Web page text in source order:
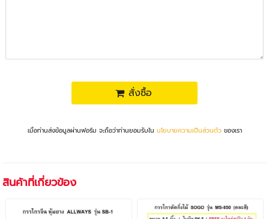
สั่งซื้อ
เมื่อท่านส่งข้อมูลผ่านฟอร์ม จะถือว่าท่านยอมรับใน นโยบายความเป็นส่วนตัวของเรา
สินค้าที่เกี่ยวข้อง